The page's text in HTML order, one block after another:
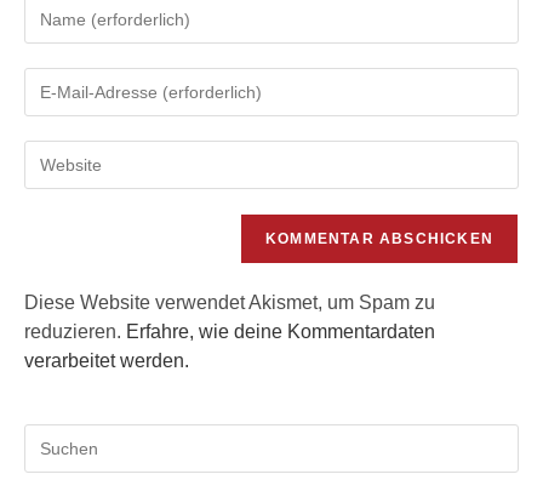
deinen
oder
Kommentieren
ein
deine
Mail-
deine
Diese Website verwendet Akismet, um Spam zu
reduzieren. Erfahre, wie deine Kommentardaten
verarbeitet werden.